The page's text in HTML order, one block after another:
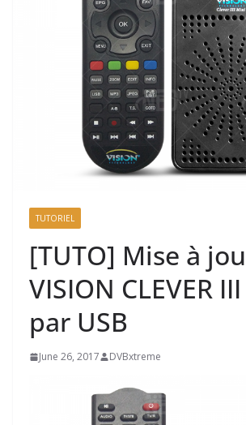
TUTORIEL
[TUTO] Mise à
VISION CLEVER
par USB
June 26, 2017 DVBxtreme